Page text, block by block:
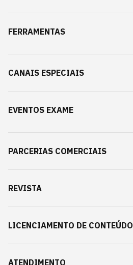
FERRAMENTAS
CANAIS ESPECIAIS
EVENTOS EXAME
PARCERIAS COMERCIAIS
REVISTA
LICENCIAMENTO DE CONTEÚDO
ATENDIMENTO